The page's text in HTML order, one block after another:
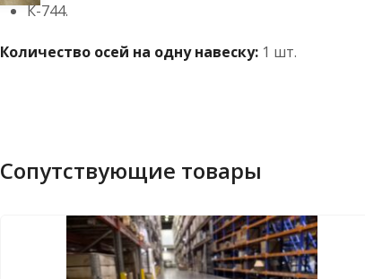
К-744.
Количество осей на одну навеску: 1 шт.
Сопутствующие товары